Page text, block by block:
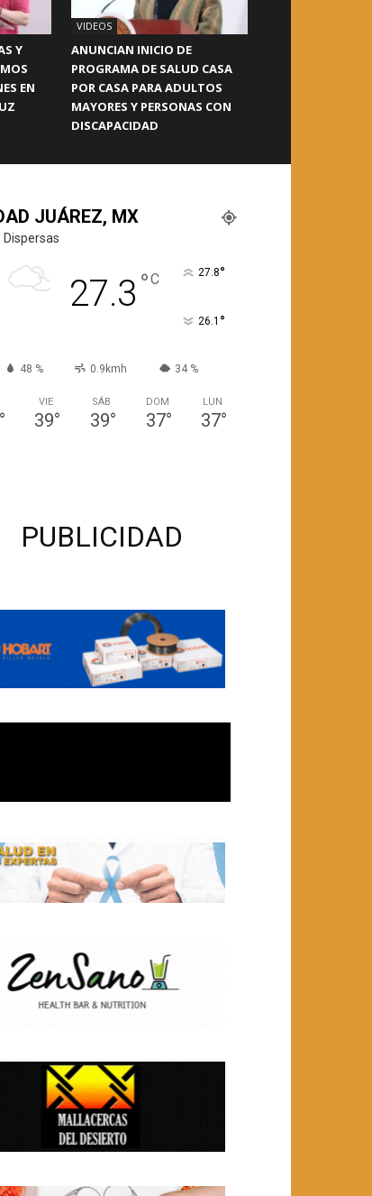
Y
EN
VIDEOS
ANUNCIAN INICIO DE
PROGRAMA DE SALUD CASA
POR CASA PARA ADULTOS
MAYORES Y PERSONAS CON
DISCAPACIDAD
JUÁREZ, MX
Dispersas
27.3 °C 27.8°
26.1 °
48 % 0.9kmh 34 %
°
VIE
39°
SÁB
39°
DOM
37°
LUN
37°
PUBLICIDAD